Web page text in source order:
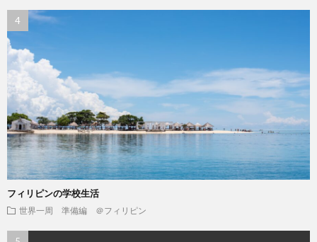
フィリピンの学校生活
世界一周 準備編 ＠フィリピン